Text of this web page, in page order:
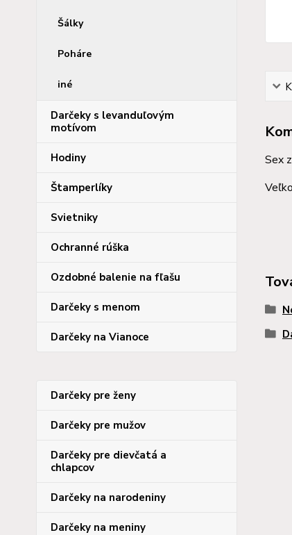
Šálky
Poháre
iné
Darčeky s levanduľovým
motívom
Hodiny
Štamperlíky
Svietniky
Ochranné rúška
Ozdobné balenie na fľašu
Darčeky s menom
Darčeky na Vianoce
Darčeky pre ženy
Darčeky pre mužov
Darčeky pre dievčatá a
chlapcov
Darčeky na narodeniny
Darčeky na meniny
Sex